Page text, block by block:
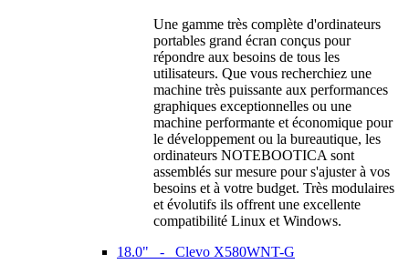
Une gamme très complète d'ordinateurs
portables grand écran conçus pour
répondre aux besoins de tous les
utilisateurs. Que vous recherchiez une
machine très puissante aux performances
graphiques exceptionnelles ou une
machine performante et économique pour
le développement ou la bureautique, les
ordinateurs NOTEBOOTICA sont
assemblés sur mesure pour s'ajuster à vos
besoins et à votre budget. Très modulaires
et évolutifs ils offrent une excellente
compatibilité Linux et Windows.
18.0" - Clevo X580WNT-G